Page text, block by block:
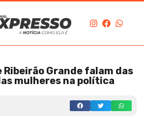
Ribeirão Grande falam das
mulheres na política